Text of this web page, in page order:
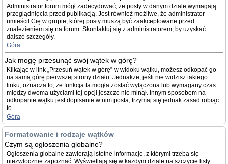
Administrator forum mógł zadecydować, że posty w danym dziale wymagają
przeglądnięcia przed publikacją. Jest również możliwe, że administrator
umieścił Cię w grupie, której posty muszą być zaakceptowane przed
znalezieniem się na forum. Skontaktuj się z administratorem, by uzyskać
dalsze szczegóły.
Góra
Jak mogę przesunąć swój wątek w górę?
Klikając w link „Przesuń wątek w górę” w widoku wątku, możesz odkopać go
na samą górę pierwszej strony działu. Jednakże, jeśli nie widzisz takiego
linku, oznacza to, że funkcja ta mogła zostać wyłączona lub wymagany czas
między dwoma użyciami tej opcji jeszcze nie minął. Innym sposobem na
odkopanie wątku jest dopisanie w nim posta, trzymaj się jednak zasad robiąc
to.
Góra
Formatowanie i rodzaje wątków
Czym są ogłoszenia globalne?
Ogłoszenia globalne zawierają istotne informacje, z którymi trzeba się
niezwłocznie zapoznać. Wyświetlają się w każdym dziale na szczycie listy